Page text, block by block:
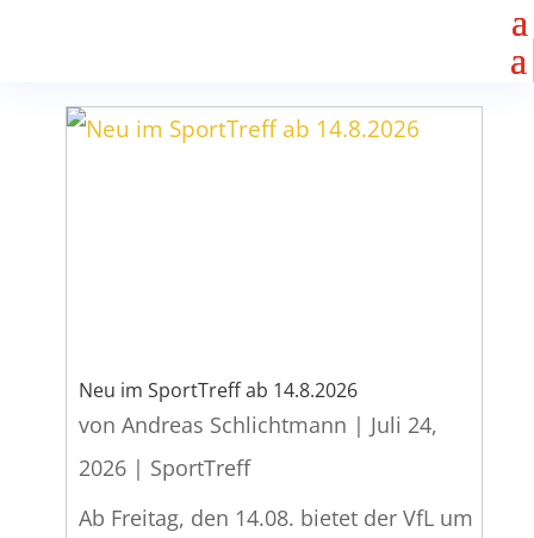
Neu im SportTreff ab 14.8.2026
von Andreas Schlichtmann | Juli 24,
2026| SportTreff
Ab Freitag, den 14.08. bietet der VfL um